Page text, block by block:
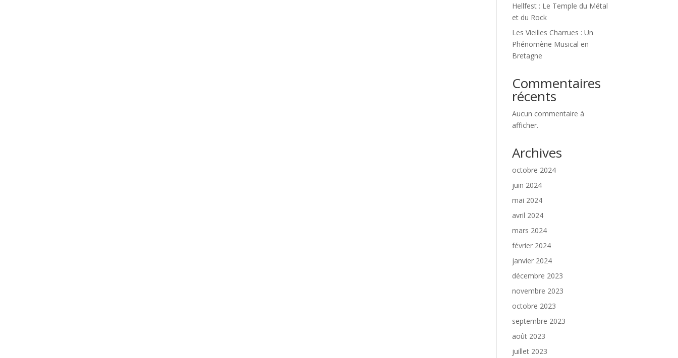
Hellfest : Le Temple du Métal
et du Rock
Les Vieilles Charrues : Un
Phénomène Musical en
Bretagne
Commentaires
récents
Aucun commentaire à
afficher.
Archives
octobre 2024
juin 2024
mai 2024
avril 2024
mars 2024
février 2024
janvier 2024
décembre 2023
novembre 2023
octobre 2023
septembre 2023
août 2023
juillet 2023